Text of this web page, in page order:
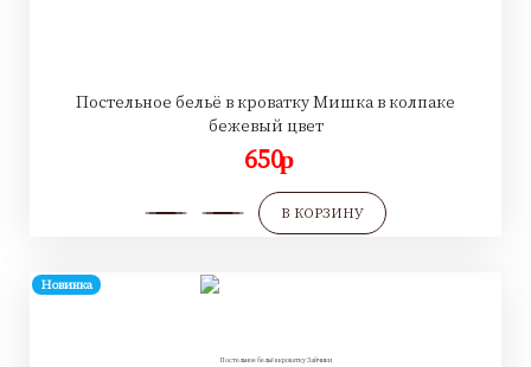
Постельное бельё в кроватку Мишка в колпаке
бежевый цвет
650p
В КОРЗИНУ
Новинка